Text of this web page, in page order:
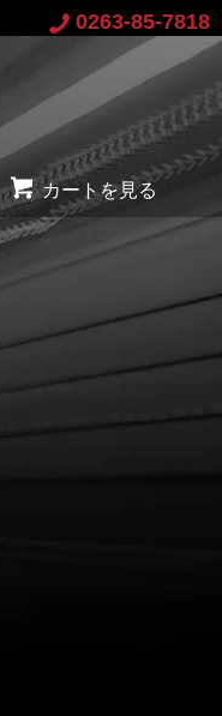
0263-85-7818
カートを見る